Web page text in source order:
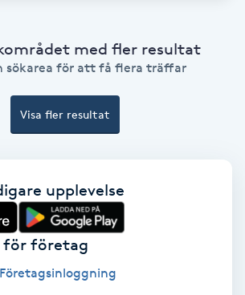
med fler resultat
sökarea för att få flera träffar
Visa fler resultat
upplevelse
för företag
Företagsinloggning